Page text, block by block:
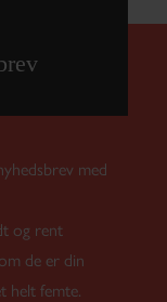
med
og rent
de er din
helt femte.